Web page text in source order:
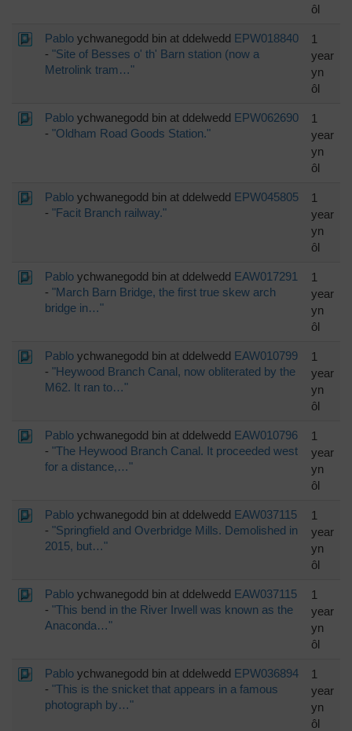
ôl
Pablo ychwanegodd bin at ddelwedd EPW018840
- "Site of Besses o' th' Barn station (now a
Metrolink tram…"
1
year
yn
ôl
Pablo ychwanegodd bin at ddelwedd EPW062690
- "Oldham Road Goods Station."
1
year
yn
ôl
Pablo ychwanegodd bin at ddelwedd EPW045805
- "Facit Branch railway."
1
year
yn
ôl
Pablo ychwanegodd bin at ddelwedd EAW017291
- "March Barn Bridge, the first true skew arch
bridge in…"
1
year
yn
ôl
Pablo ychwanegodd bin at ddelwedd EAW010799
- "Heywood Branch Canal, now obliterated by the
M62. It ran to…"
1
year
yn
ôl
Pablo ychwanegodd bin at ddelwedd EAW010796
- "The Heywood Branch Canal. It proceeded west
for a distance,…"
1
year
yn
ôl
Pablo ychwanegodd bin at ddelwedd EAW037115
- "Springfield and Overbridge Mills. Demolished in
2015, but…"
1
year
yn
ôl
Pablo ychwanegodd bin at ddelwedd EAW037115
- "This bend in the River Irwell was known as the
Anaconda…"
1
year
yn
ôl
Pablo ychwanegodd bin at ddelwedd EPW036894
- "This is the snicket that appears in a famous
photograph by…"
1
year
yn
ôl